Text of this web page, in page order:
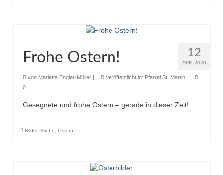
12
APR. 2020
Frohe Ostern!
von Marietta Engler-Müller Veröffentlicht in: Pfarrei St. Martin
0
Gesegnete und frohe Ostern – gerade in dieser Zeit!
Bilder, Kirche, Ostern